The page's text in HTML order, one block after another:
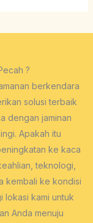
?
berkendara
solusi terbaik
dengan jaminan
Apakah itu
ke kaca
teknologi,
kembali ke kondisi
lokasi kami untuk
Anda menuju